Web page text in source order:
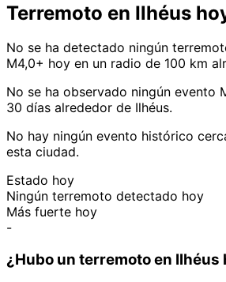
Terremoto en Ilhéus
No se ha detectado ningún
M4,0+ hoy en un radio de 100 km
No se ha observado ningún evento
30 días alrededor de Ilhéus.
No hay ningún evento histórico
esta ciudad.
Estado hoy
Ningún terremoto detectado hoy
Más fuerte hoy
-
¿Hubo un terremoto en Ilhéus